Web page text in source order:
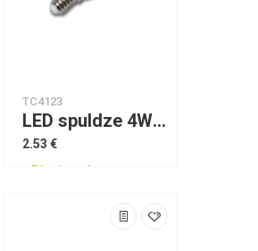
TC4123
LED spuldze 4W E14 P45 2700K VTAC
2.53 €
Pieejams!